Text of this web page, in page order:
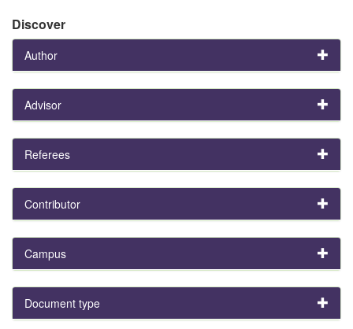
Discover
Author
Advisor
Referees
Contributor
Campus
Document type